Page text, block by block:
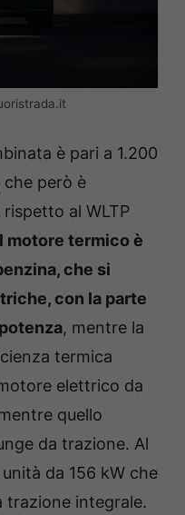
è pari a 1.200
che però è
al WLTP
motore termico è
che si
con la parte
, mentre la
termica
elettrico da
quello
da trazione. Al
unità da 156 kW che
trazione integrale.